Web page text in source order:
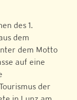
des 1.
dem
dem Motto
auf eine
der